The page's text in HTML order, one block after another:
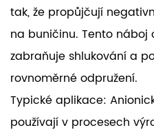
tak, že propůjčují
na buničinu. Tento náboj
zabraňuje shlukování a
rovnoměrné odpružení.
Typické aplikace:
používají v procesech